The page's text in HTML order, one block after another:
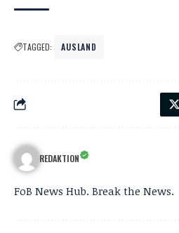
TAGGED: AUSLAND
REDAKTION
FoB News Hub. Break the News.